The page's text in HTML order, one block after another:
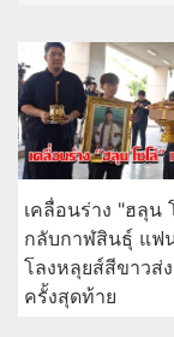
เคลื่อนร่าง "ฮลุน
กลับกาฬสินธุ์ แฟ
โลงหลุยส์สีขาวส่
ครั้งสุดท้าย